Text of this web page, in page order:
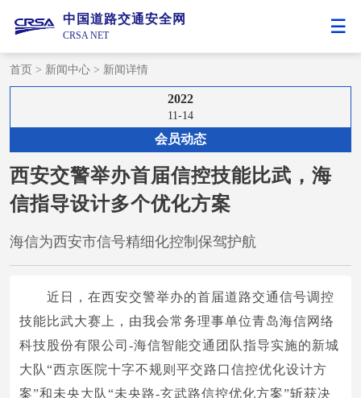
中国道路交通安全网
CRSA NET
首页 > 新闻中心 > 新闻详情
2022
11-14
会员动态
西安交警举办首届信控技能比武，海
信指导设计多个优化方案
海信为西安市信号精细化控制保驾护航
近日，在西安交警举办的首届道路交通信号调控
技能比武大赛上，由我会常务理事单位青岛海信网络
科技股份有限公司-海信智能交通团队指导实施的新城
大队“西京医院十字不规则平交路口信控优化设计方
案”和未央大队“未央路-玄武路信控优化方案”斩获决